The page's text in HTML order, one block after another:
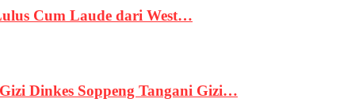
Cum Laude dari West…
Dinkes Soppeng Tangani Gizi…